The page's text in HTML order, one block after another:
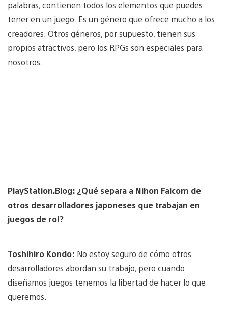
palabras, contienen todos los elementos que puedes
tener en un juego. Es un género que ofrece mucho a los
creadores. Otros géneros, por supuesto, tienen sus
propios atractivos, pero los RPGs son especiales para
nosotros.
PlayStation.Blog: ¿Qué separa a Nihon Falcom de
otros desarrolladores japoneses que trabajan en
juegos de rol?
Toshihiro Kondo: No estoy seguro de cómo otros
desarrolladores abordan su trabajo, pero cuando
diseñamos juegos tenemos la libertad de hacer lo que
queremos.